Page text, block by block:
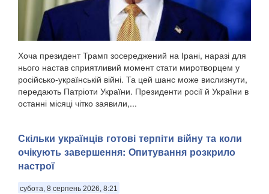
Хоча президент Трамп зосереджений на Ірані, наразі для
нього настав сприятливий момент стати миротворцем у
російсько-українській війні. Та цей шанс може вислизнути,
передають Патріоти України. Президенти росії й України в
останні місяці чітко заявили,...
Скільки українців готові терпіти війну та коли
очікують завершення: Опитування розкрило
настрої
субота, 8 серпень 2026, 8:21